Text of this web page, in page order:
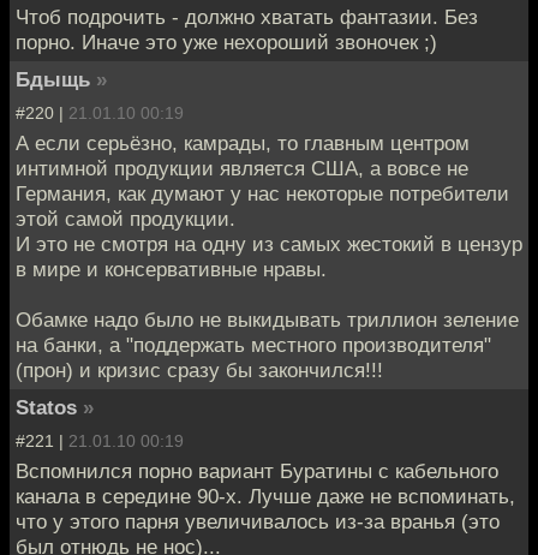
Чтоб подрочить - должно хватать фантазии. Без
порно. Иначе это уже нехороший звоночек ;)
Бдыщь »
#220 | 21.01.10 00:19
А если серьёзно, камрады, то главным центром
интимной продукции является США, а вовсе не
Германия, как думают у нас некоторые потребители
этой самой продукции.
И это не смотря на одну из самых жестокий в цензур
в мире и консервативные нравы.
Обамке надо было не выкидывать триллион зеление
на банки, а "поддержать местного производителя"
(прон) и кризис сразу бы закончился!!!
Statos »
#221 | 21.01.10 00:19
Вспомнился порно вариант Буратины с кабельного
канала в середине 90-х. Лучше даже не вспоминать,
что у этого парня увеличивалось из-за вранья (это
был отнюдь не нос)...